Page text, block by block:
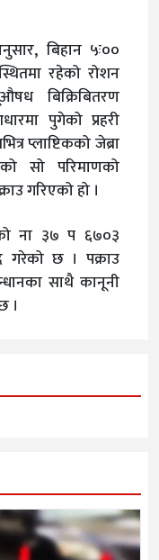
बिहान ५ः००
रहेको रोशन
बिक्रिबितरण
पुगेको प्रहरी
प्लाष्टिकको जेब्रा
सो परिमाणको
गरिएको हो ।
ना ३७ प ६७०३
गरेको छ । पक्राउ
साथै कानूनी
।